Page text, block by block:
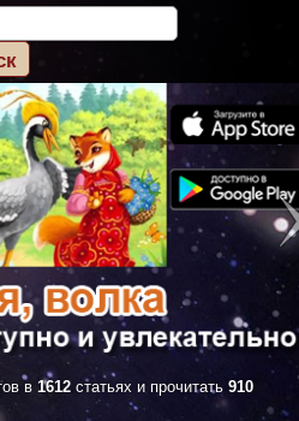
в 1612 статьях и прочитать 910